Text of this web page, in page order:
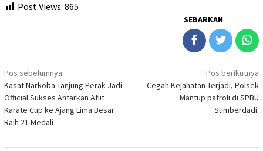
Post Views: 865
SEBARKAN
Navigasi
pos
Pos sebelumnya
Kasat Narkoba Tanjung Perak Jadi
Official Sukses Antarkan Atlit
Karate Cup ke Ajang Lima Besar
Raih 21 Medali
Pos berikutnya
Cegah Kejahatan Terjadi, Polsek
Mantup patroli di SPBU
Sumberdadi.